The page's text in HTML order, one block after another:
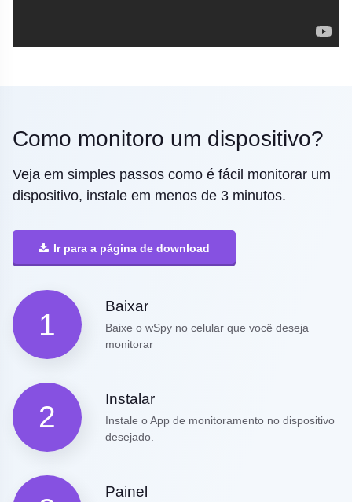
Como monitoro um dispositivo?
Veja em simples passos como é fácil monitorar um
dispositivo, instale em menos de 3 minutos.
Ir para a página de download
1
Baixar
Baixe o wSpy no celular que você deseja
monitorar
2
Instalar
Instale o App de monitoramento no dispositivo
desejado.
Painel